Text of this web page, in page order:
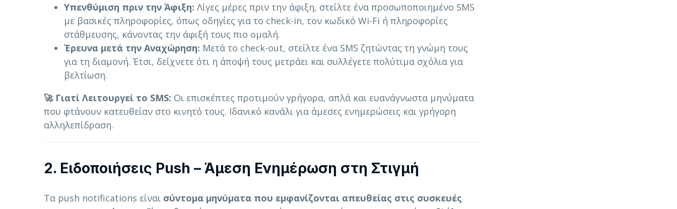
Υπενθύμιση πριν την Άφιξη: Λίγες μέρες πριν την άφιξη, στείλτε ένα προσωποποιημένο SMS
με βασικές πληροφορίες, όπως οδηγίες για το check-in, τον κωδικό Wi-Fi ή πληροφορίες
στάθμευσης, κάνοντας την άφιξή τους πιο ομαλή.
Έρευνα μετά την Αναχώρηση: Μετά το check-out, στείλτε ένα SMS ζητώντας τη γνώμη τους
για τη διαμονή. Έτσι, δείχνετε ότι η άποψή τους μετράει και συλλέγετε πολύτιμα σχόλια για
βελτίωση.
🚀 Γιατί Λειτουργεί το SMS: Οι επισκέπτες προτιμούν γρήγορα, απλά και ευανάγνωστα μηνύματα
που φτάνουν κατευθείαν στο κινητό τους. Ιδανικό κανάλι για άμεσες ενημερώσεις και γρήγορη
αλληλεπίδραση.
2. Ειδοποιήσεις Push – Άμεση Ενημέρωση στη Στιγμή
Τα push notifications είναι σύντομα μηνύματα που εμφανίζονται απευθείας στις συσκευές